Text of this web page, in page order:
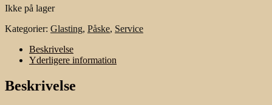
Ikke på lager
Kategorier: Glasting, Påske, Service
Beskrivelse
Yderligere information
Beskrivelse